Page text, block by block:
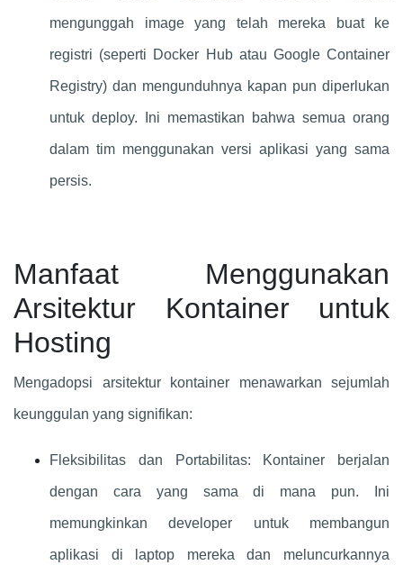
mengunggah image yang telah mereka buat ke
registri (seperti Docker Hub atau Google Container
Registry) dan mengunduhnya kapan pun diperlukan
untuk deploy. Ini memastikan bahwa semua orang
dalam tim menggunakan versi aplikasi yang sama
persis.
Manfaat Menggunakan
Arsitektur Kontainer untuk
Hosting
Mengadopsi arsitektur kontainer menawarkan sejumlah
keunggulan yang signifikan:
Fleksibilitas dan Portabilitas: Kontainer berjalan
dengan cara yang sama di mana pun. Ini
memungkinkan developer untuk membangun
aplikasi di laptop mereka dan meluncurkannya